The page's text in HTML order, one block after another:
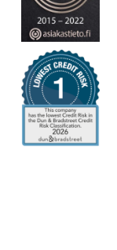
MotoPlast
1000 litrainen
901002
PYYDÄ